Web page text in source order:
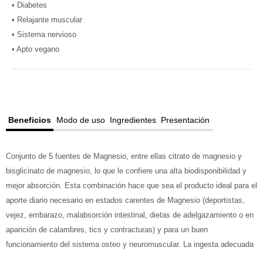
• Diabetes
• Relajante muscular
• Sistema nervioso
• Apto vegano
Beneficios Modo de uso Ingredientes Presentación
Conjunto de 5 fuentes de Magnesio, entre ellas citrato de magnesio y
bisglicinato de magnesio, lo que le confiere una alta biodisponibilidad y
mejor absorción. Esta combinación hace que sea el producto ideal para el
aporte diario necesario en estados carentes de Magnesio (deportistas,
vejez, embarazo, malabsorción intestinal, dietas de adelgazamiento o en
aparición de calambres, tics y contracturas) y para un buen
funcionamiento del sistema osteo y neuromuscular. La ingesta adecuada